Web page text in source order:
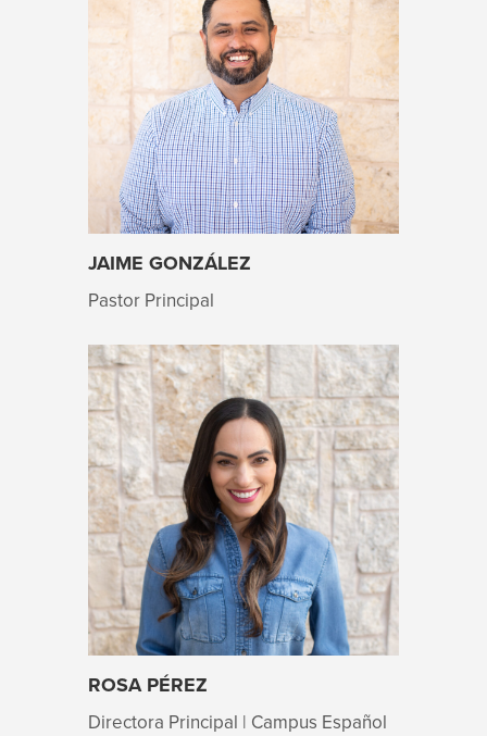
JAIME GONZÁLEZ
Pastor Principal
ROSA PÉREZ
Directora Principal | Campus Español